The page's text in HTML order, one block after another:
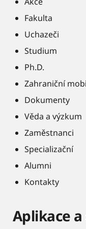
Fakulta
Uchazeči
Studium
Ph.D.
Zahraniční
Dokumenty
Věda a výzkum
Zaměstnanci
Specializační
Alumni
Kontakty
Aplikace